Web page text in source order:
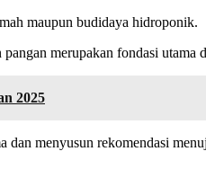
maupun budidaya hidroponik.
merupakan fondasi utama
2025
menyusun rekomendasi